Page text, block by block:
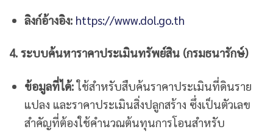
ลิงก์อ้างอิง: https://www.dol.go.th
4. ระบบค้นหาราคาประเมินทรัพย์สิน (กรมธนารักษ์)
ข้อมูลที่ได้:ใช้สำหรับสืบค้นราคาประเมินที่ดินราย
แปลง และราคาประเมินสิ่งปลูกสร้าง ซึ่งเป็นตัวเลข
สำคัญที่ต้องใช้คำนวณต้นทุนการโอนสำหรับ